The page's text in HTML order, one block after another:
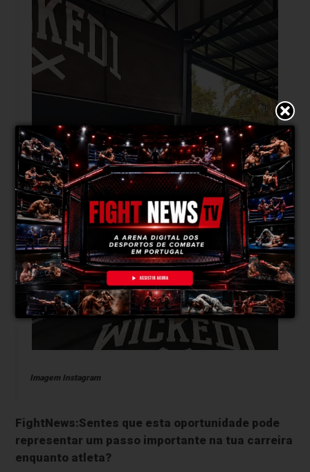
Imagem Instagram
FightNews:Sentes que esta oportunidade pode
representar um passo importante na tua carreira
enquanto atleta?